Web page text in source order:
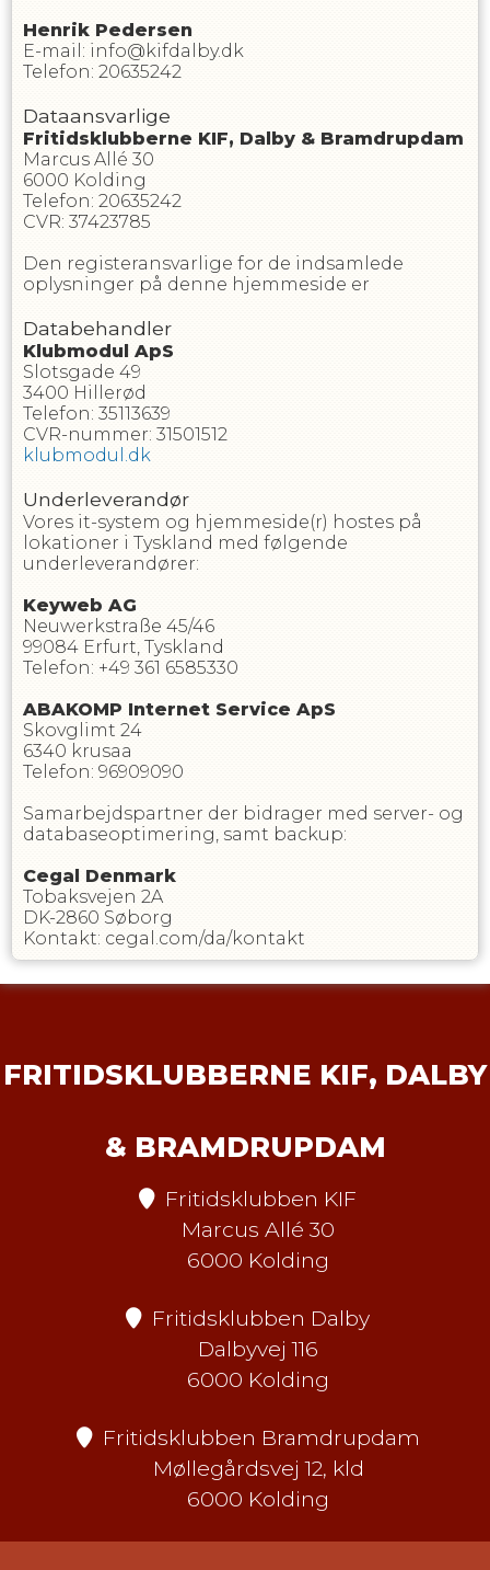
Henrik Pedersen
E-mail : info@kifdalby.dk
Telefon: 20635242
Dataansvarlige
Fritidsklubberne KIF, Dalby & Bramdrupdam
Marcus Allé 30
6000 Kolding
Telefon: 20635242
CVR: 37423785
Den registeransvarlige for de indsamlede
oplysninger på denne hjemmeside er
Databehandler
Klubmodul ApS
Slotsgade 49
3400 Hillerød
Telefon: 35113639
CVR-nummer: 31501512
klubmodul.dk
Underleverandør
Vores it-system og hjemmeside(r) hostes på
lokationer i Tyskland med følgende
underleverandører:
Keyweb AG
Neuwerkstraße 45/46
99084 Erfurt, Tyskland
Telefon: +49 361 6585330
ABAKOMP Internet Service ApS
Skovglimt 24
6340 krusaa
Telefon: 96909090
Samarbejdspartner der bidrager med server- og
databaseoptimering, samt backup:
Cegal Denmark
Tobaksvejen 2A
DK-2860 Søborg
Kontakt: cegal.com/da/kontakt
FRITIDSKLUBBERNE KIF, DALBY
& BRAMDRUPDAM
Fritidsklubben KIF
Marcus Allé 30
6000 Kolding
Fritidsklubben Dalby
Dalbyvej 116
6000 Kolding
Fritidsklubben Bramdrupdam
Møllegårdsvej 12, kld
6000 Kolding